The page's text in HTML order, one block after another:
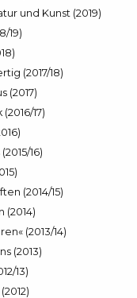
und Kunst (2019)
19)
(2017/18)
(2017)
17)
16)
(2014/15)
(2014)
(2013/14)
(2013)
13)